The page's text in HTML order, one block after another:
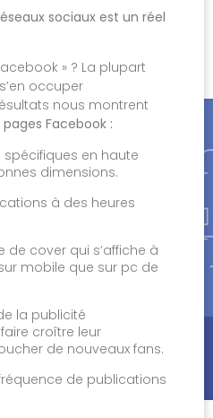
sociaux est un réel
» ? La plupart
occuper
nous montrent
Facebook :
spécifiques en haute
dimensions.
à des heures
de cover qui s’affiche à
mobile que sur pc de
la publicité
croître leur
de nouveaux fans.
de publications